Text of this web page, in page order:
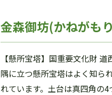
金森御坊(かねがも
【懸所宝塔】国重要文化財
隅に立つ懸所宝塔はよく知ら
れています。土台は真四角の